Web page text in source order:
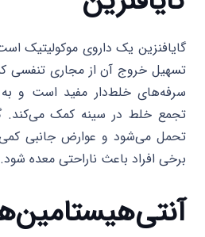
گایافنزین یک داروی موکولیتیک
تسهیل خروج آن از مجاری تنفسی
سرفه‌های خلط‌دار مفید است و
تجمع خلط در سینه کمک می‌کند.
تحمل می‌شود و عوارض جانبی
برخی افراد باعث ناراحتی معده شود.